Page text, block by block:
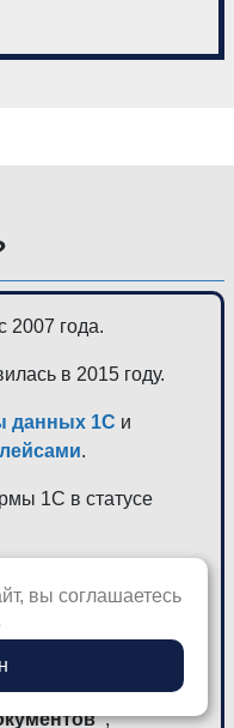
2007 года.
в 2015 году.
данных 1С и
.
1С в статусе
ERP. Сложности
учета при
"Переход с УПП
,
вы соглашаетесь